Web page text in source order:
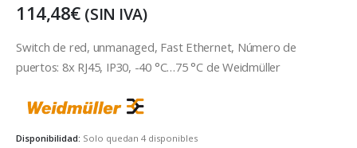
114,48€ (SIN IVA)
Switch de red, unmanaged, Fast Ethernet, Número de
puertos: 8x RJ45, IP30, -40 °C…75 °C de Weidmüller
Disponibilidad: Solo quedan 4 disponibles